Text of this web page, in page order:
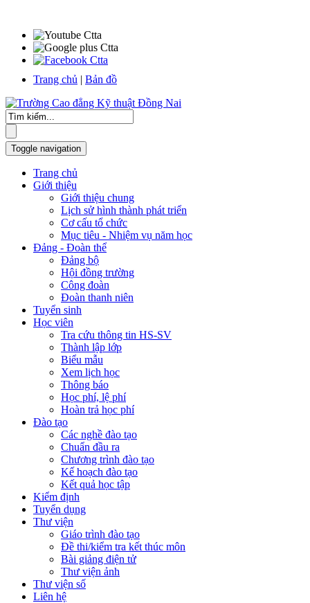
Trang chủ | Bản đồ
Toggle navigation
Trang chủ
Giới thiệu
Giới thiệu chung
Lịch sử hình thành phát triển
Cơ cấu tổ chức
Mục tiêu - Nhiệm vụ năm học
Đảng - Đoàn thể
Đảng bộ
Hội đồng trường
Công đoàn
Đoàn thanh niên
Tuyển sinh
Học viên
Tra cứu thông tin HS-SV
Thành lập lớp
Biểu mẫu
Xem lịch học
Thông báo
Học phí, lệ phí
Hoàn trả học phí
Đào tạo
Các nghề đào tạo
Chuẩn đầu ra
Chương trình đào tạo
Kế hoạch đào tạo
Kết quả học tập
Kiểm định
Tuyển dụng
Thư viện
Giáo trình đào tạo
Đề thi/kiểm tra kết thúc môn
Bài giảng điện tử
Thư viện ảnh
Thư viện số
Liên hệ